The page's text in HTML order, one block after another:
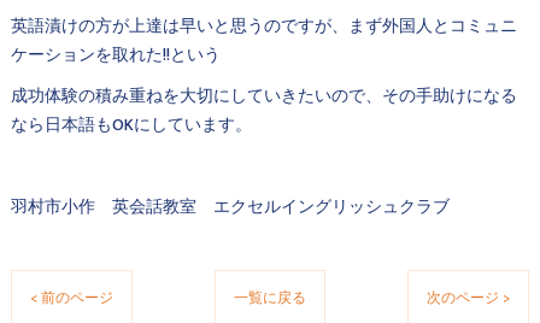
英語漬けの方が上達は早いと思うのですが、まず外国人とコミュニ
ケーションを取れた!!という
成功体験の積み重ねを大切にしていきたいので、その手助けになる
なら日本語もOKにしています。
羽村市小作 英会話教室 エクセルイングリッシュクラブ
< 前のページ 一覧に戻る 次のページ >